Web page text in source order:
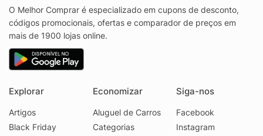
O Melhor Comprar é especializado em cupons de desconto,
códigos promocionais, ofertas e comparador de preços em
mais de 1900 lojas online.
Explorar
Artigos
Black Friday
Economizar
Aluguel de Carros
Categorias
Siga-nos
Facebook
Instagram